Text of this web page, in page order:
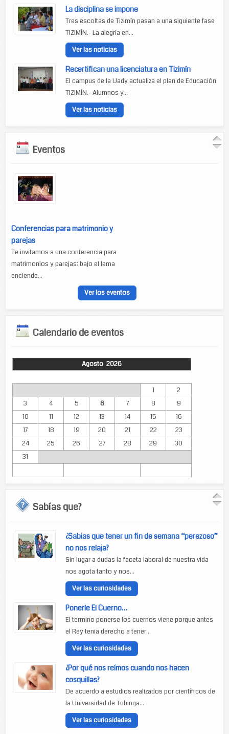
La disciplina se impone
Tres escoltas de Tizimín pasan a una siguiente fase
TIZIMÍN.- La alegría en...
Ver las noticias
Recertifican una licenciatura en Tizimín
El campus de la Uady actualiza el plan de Educación
TIZIMÍN.- Alumnos y...
Ver las noticias
Eventos
Conferencias para matrimonio y
parejas
Te invitamos a una conferencia para
matrimonios y parejas: bajo el lema
enciende...
Ver los eventos
Calendario de eventos
Agosto 2026
1
2
3
4 5 6 7 8
9
10
11 12 13 14 15
16
17
18 19 20 21 22
23
24
25 26 27 28 29
30
31
Sabías que?
¿Sabias que tener un fin de semana “perezoso”
no nos relaja?
Sin lugar a dudas la faceta laboral de nuestra vida
nos agota tanto y nos...
Ver las curiosidades
Ponerle El Cuerno…
El termino ponerse los cuernos viene porque antes
el Rey tenia derecho a tener...
Ver las curiosidades
¿Por qué nos reímos cuando nos hacen
cosquillas?
De acuerdo a estudios realizados por científicos de
la Universidad de Tubinga...
Ver las curiosidades